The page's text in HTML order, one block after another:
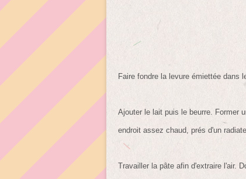
Faire fondre la levure émiettée dans
Ajouter le lait puis le beurre. Former
endroit assez chaud, prés d'un
Travailler la pâte afin d'extraire l'air.